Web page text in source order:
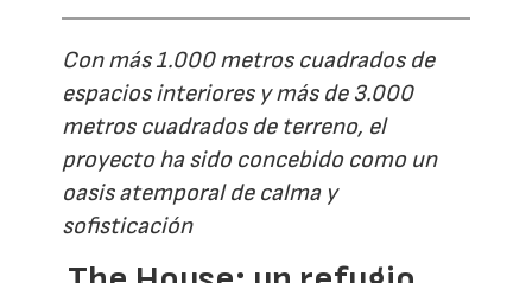
Con más 1.000 metros cuadrados de
espacios interiores y más de 3.000
metros cuadrados de terreno, el
proyecto ha sido concebido como un
oasis atemporal de calma y
sofisticación